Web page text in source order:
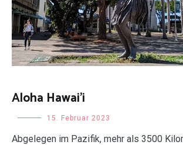
Aloha Hawai’i
Uncategorized15. Februar 2023
Abgelegen im Pazifik, mehr als 3500